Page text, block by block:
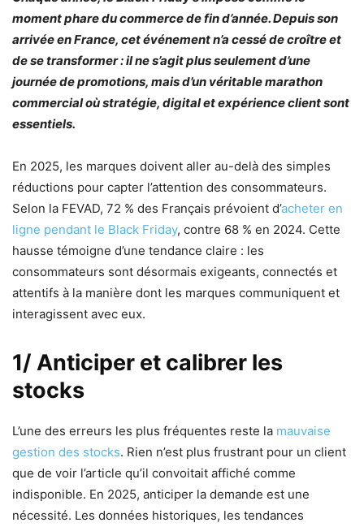
moment phare du commerce de fin d’année. Depuis son
arrivée en France, cet événement n’a cessé de croître et
de se transformer : il ne s’agit plus seulement d’une
journée de promotions, mais d’un véritable marathon
commercial où stratégie, digital et expérience client sont
essentiels.
En 2025, les marques doivent aller au-delà des simples
réductions pour capter l’attention des consommateurs.
Selon la FEVAD, 72 % des Français prévoient d’acheter en
ligne pendant le Black Friday, contre 68 % en 2024. Cette
hausse témoigne d’une tendance claire : les
consommateurs sont désormais exigeants, connectés et
attentifs à la manière dont les marques communiquent et
interagissent avec eux.
1/ Anticiper et calibrer les
stocks
L’une des erreurs les plus fréquentes reste la mauvaise
gestion des stocks. Rien n’est plus frustrant pour un client
que de voir l’article qu’il convoitait affiché comme
indisponible. En 2025, anticiper la demande est une
nécessité. Les données historiques, les tendances